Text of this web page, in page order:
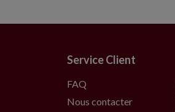
Service Client
FAQ
Nous contacter